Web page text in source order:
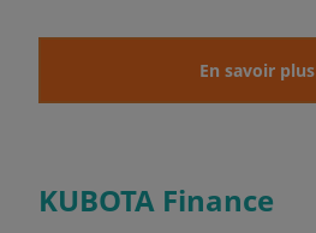
En savoir plus
KUBOTA Finance